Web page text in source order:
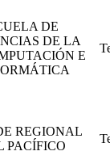
DE
DE LA
E
REGIONAL
PACÍFICO